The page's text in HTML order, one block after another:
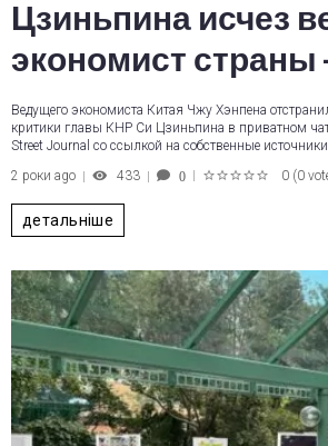
Цзиньпина исчез
экономист
Ведущего экономиста Китая Чжу Хэнпена
критики главы КНР Си Цзиньпина в приватном
Street Journal со ссылкой на собственные
2 роки ago
433 0 0 (0
детальніше